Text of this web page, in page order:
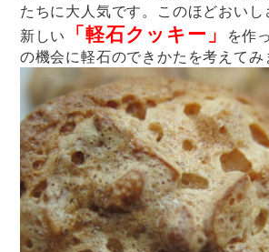
たちに大人気です。このほどおいし
新しい
「軽石クッキー」
を作
の機会に軽石のできかたを考えてみ